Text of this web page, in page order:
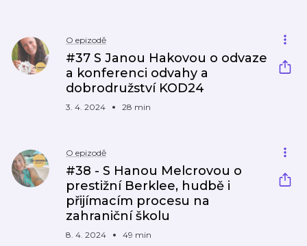
O epizodě
#37 S Janou Hakovou o odvaze
a konferenci odvahy a
dobrodružství KOD24
3. 4. 2024 28 min
O epizodě
#38 - S Hanou Melcrovou o
prestižní Berklee, hudbě i
přijímacím procesu na
zahraniční školu
8. 4. 2024 49 min